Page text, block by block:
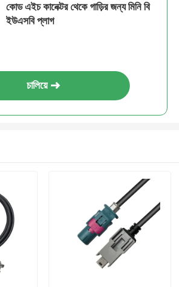
কোড এইচ কানেক্টর থেকে গাড়ির জন্য মিনি বি
ইউএসবি প্লাগ
চালিয়ে